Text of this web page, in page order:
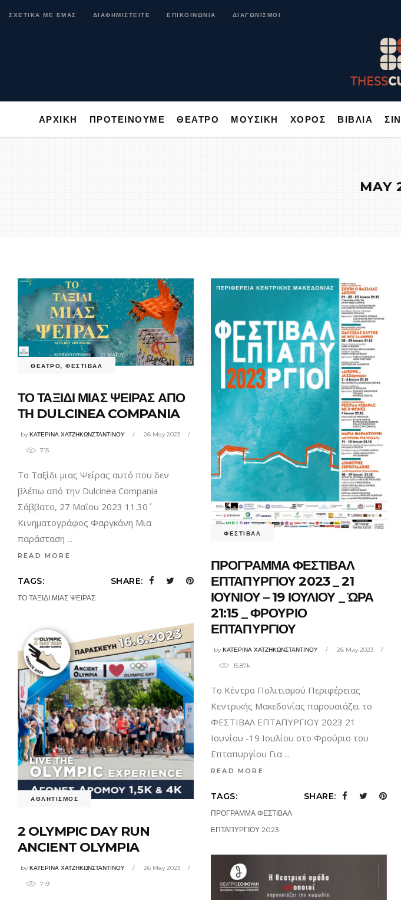
ΣΧΕΤΙΚΑ ΜΕ ΕΜΑΣ ΔΙΑΦΗΜΙΣΤΕΙΤΕ ΕΠΙΚΟΙΝΩΝΙΑ ΔΙΑΓΩΝΙΣΜΟΙ
ΑΡΧΙΚΗ ΠΡΟΤΕΙΝΟΥΜΕ ΘΕΑΤΡΟ ΜΟΥΣΙΚΗ ΧΟΡΟΣ ΒΙΒΛΙΑ
ΑΡΧΙΚΗ ΠΡΟΤΕΙΝΟΥΜΕ ΘΕΑΤΡΟ ΜΟΥΣΙΚΗ
MAY
ΘΕΑΤΡΟ, ΦΕΣΤΙΒΑΛ
ΤΟ ΤΑΞΙΔΙ ΜΙΑΣ ΨΕΙΡΑΣ ΑΠΟ
ΤΗ DULCINEA COMPANIA
byΚΑΤΕΡΙΝΑ ΧΑΤΖΗΚΩΝΣΤΑΝΤΙΝΟΥ 26 May 2023
715
Το Ταξίδι μιας Ψείρας αυτό που δεν
βλέπω από την Dulcinea Compania
Σάββατο, 27 Μαΐου 2023 11.30΄
Κινηματογράφος Φαργκάνη Μια
παράσταση
READ MORE
TAGS:
ΤΟ ΤΑΞΙΔΙ ΜΙΑΣ ΨΕΙΡΑΣ
SHARE:
ΦΕΣΤΙΒΑΛ
ΠΡΟΓΡΑΜΜΑ ΦΕΣΤΙΒΑΛ
ΕΠΤΑΠΥΡΓΙΟΥ 2023 _ 21
ΙΟΥΝΙΟΥ – 19 ΙΟΥΛΙΟΥ _ ΏΡΑ
21:15 _ ΦΡΟΥΡΙΟ
ΕΠΤΑΠΥΡΓΙΟΥ
byΚΑΤΕΡΙΝΑ ΧΑΤΖΗΚΩΝΣΤΑΝΤΙΝΟΥ 26 May 2023
15.87k
Το Κέντρο Πολιτισμού Περιφέρειας
Κεντρικής Μακεδονίας παρουσιάζει το
ΦΕΣΤΙΒΑΛ ΕΠΤΑΠΥΡΓΙΟΥ 2023 21
Ιουνίου -19 Ιουλίου στο Φρούριο του
Επταπυργίου Για
READ MORE
TAGS:
ΠΡΟΓΡΑΜΜΑ ΦΕΣΤΙΒΑΛ
ΕΠΤΑΠΥΡΓΙΟΥ 2023
SHARE:
ΑΘΛΗΤΙΣΜΟΣ
2 OLYMPIC DAY RUN
ANCIENT OLYMPIA
byΚΑΤΕΡΙΝΑ ΧΑΤΖΗΚΩΝΣΤΑΝΤΙΝΟΥ 26 May 2023
719